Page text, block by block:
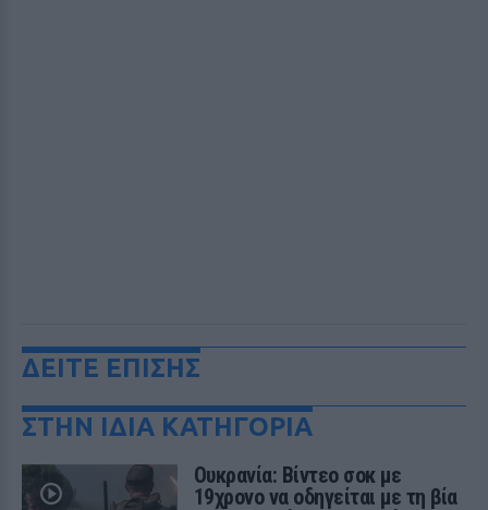
ΔΕΙΤΕ ΕΠΙΣΗΣ
ΣΤΗΝ ΙΔΙΑ ΚΑΤΗΓΟΡΙΑ
Ουκρανία: Βίντεο σοκ με
19χρονο να οδηγείται με τη βία